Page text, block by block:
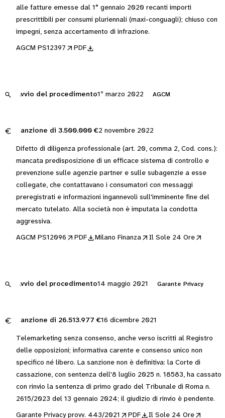
alle fatture emesse dal 1° gennaio 2020 recanti importi
prescrittibili per consumi pluriennali (maxi-conguagli); chiuso con
impegni, senza accertamento di infrazione.
AGCM PS12397 PDF
Avvio del procedimento1º marzo 2022 AGCM
Sanzione di 3.500.000 €2 novembre 2022
Difetto di diligenza professionale (art. 20, comma 2, Cod. cons.):
mancata predisposizione di un efficace sistema di controllo e
prevenzione sulle agenzie partner e sulle subagenzie a esse
collegate, che contattavano i consumatori con messaggi
preregistrati e informazioni ingannevoli sull'imminente fine del
mercato tutelato. Alla società non è imputata la condotta
aggressiva.
AGCM PS12096 PDF Milano Finanza Il Sole 24 Ore
Avvio del procedimento14 maggio 2021 Garante Privacy
Sanzione di 26.513.977 €16 dicembre 2021
Telemarketing senza consenso, anche verso iscritti al Registro
delle opposizioni; informativa carente e consenso unico non
specifico né libero. La sanzione non è definitiva: la Corte di
cassazione, con sentenza dell'8 luglio 2025 n. 18583, ha cassato
con rinvio la sentenza di primo grado del Tribunale di Roma n.
2615/2023 del 13 gennaio 2024; il giudizio di rinvio è pendente.
Garante Privacy provv. 443/2021 PDF Il Sole 24 Ore